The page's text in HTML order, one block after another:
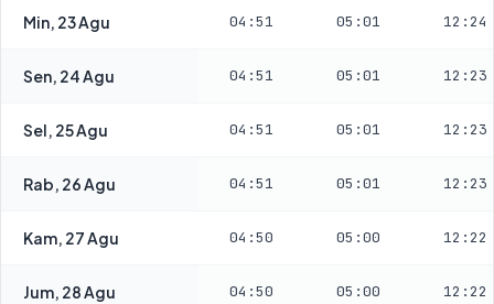
Min, 23 Agu 04:51 05:01 12:24
Sen, 24 Agu 04:51 05:01 12:23
Sel, 25 Agu 04:51 05:01 12:23
Rab, 26 Agu 04:51 05:01 12:23
Kam, 27 Agu 04:50 05:00 12:22
Jum, 28 Agu 04:50 05:00 12:22